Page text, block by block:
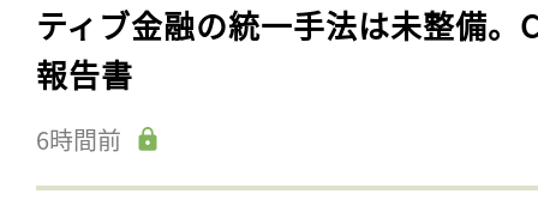
ティブ金融の統一手法は未整備。
報告書
6時間前